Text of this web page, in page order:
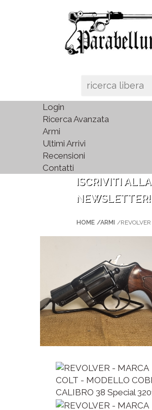
Login
Ricerca Avanzata
Armi
Ultimi Arrivi
Recensioni
Contatti
ISCRIVITI ALLA
NEWSLETTER!
HOME /ARMI /REVOLVER